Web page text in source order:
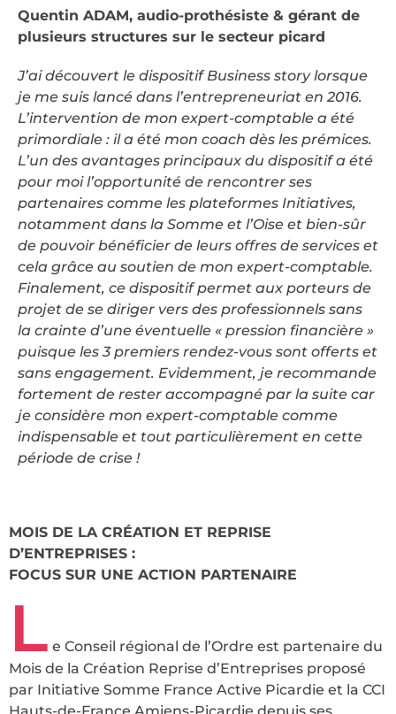
Quentin ADAM, audio-prothésiste & gérant de
plusieurs structures sur le secteur picard
J’ai découvert le dispositif Business story lorsque
je me suis lancé dans l’entrepreneuriat en 2016.
L’intervention de mon expert-comptable a été
primordiale : il a été mon coach dès les prémices.
L’un des avantages principaux du dispositif a été
pour moi l’opportunité de rencontrer ses
partenaires comme les plateformes Initiatives,
notamment dans la Somme et l’Oise et bien-sûr
de pouvoir bénéficier de leurs offres de services et
cela grâce au soutien de mon expert-comptable.
Finalement, ce dispositif permet aux porteurs de
projet de se diriger vers des professionnels sans
la crainte d’une éventuelle « pression financière »
puisque les 3 premiers rendez-vous sont offerts et
sans engagement. Evidemment, je recommande
fortement de rester accompagné par la suite car
je considère mon expert-comptable comme
indispensable et tout particulièrement en cette
période de crise !
MOIS DE LA CRÉATION ET REPRISE
D’ENTREPRISES :
FOCUS SUR UNE ACTION PARTENAIRE
L e Conseil régional de l’Ordre est partenaire du
Mois de la Création Reprise d’Entreprises proposé
par Initiative Somme France Active Picardie et la CCI
Hauts-de-France Amiens-Picardie depuis ses